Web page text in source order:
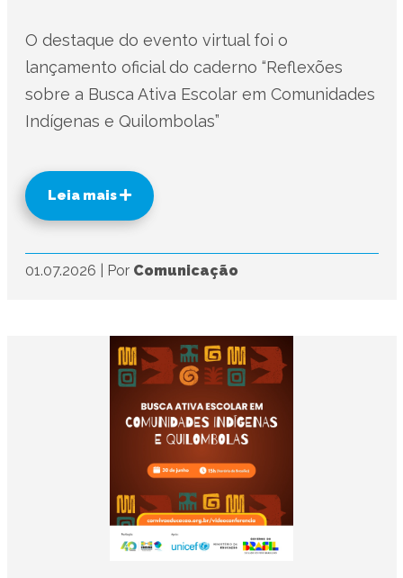
O destaque do evento virtual foi o
lançamento oficial do caderno “Reflexões
sobre a Busca Ativa Escolar em Comunidades
Indígenas e Quilombolas”
Leia mais
01.07.2026 Por Comunicação